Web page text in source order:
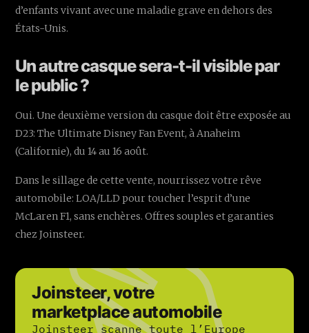
d’enfants vivant avec une maladie grave en dehors des
États-Unis.
Un autre casque sera-t-il visible par
le public ?
Oui. Une deuxième version du casque doit être exposée au
D23: The Ultimate Disney Fan Event, à Anaheim
(Californie), du 14 au 16 août.
Dans le sillage de cette vente, nourrissez votre rêve
automobile: LOA/LLD pour toucher l’esprit d’une
McLaren F1, sans enchères. Offres souples et garanties
chez Joinsteer.
Joinsteer, votre
marketplace automobile
Joinsteer scanne toute l’Europe